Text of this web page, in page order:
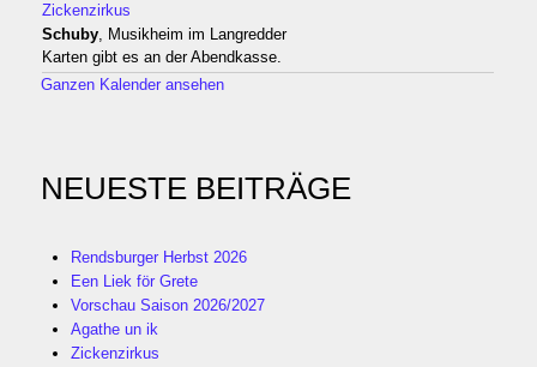
Zickenzirkus
Schuby, Musikheim im Langredder
Karten gibt es an der Abendkasse.
Ganzen Kalender ansehen
NEUESTE BEITRÄGE
Rendsburger Herbst 2026
Een Liek för Grete
Vorschau Saison 2026/2027
Agathe un ik
Zickenzirkus